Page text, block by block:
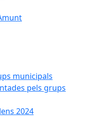
municipals
pels grups
2024